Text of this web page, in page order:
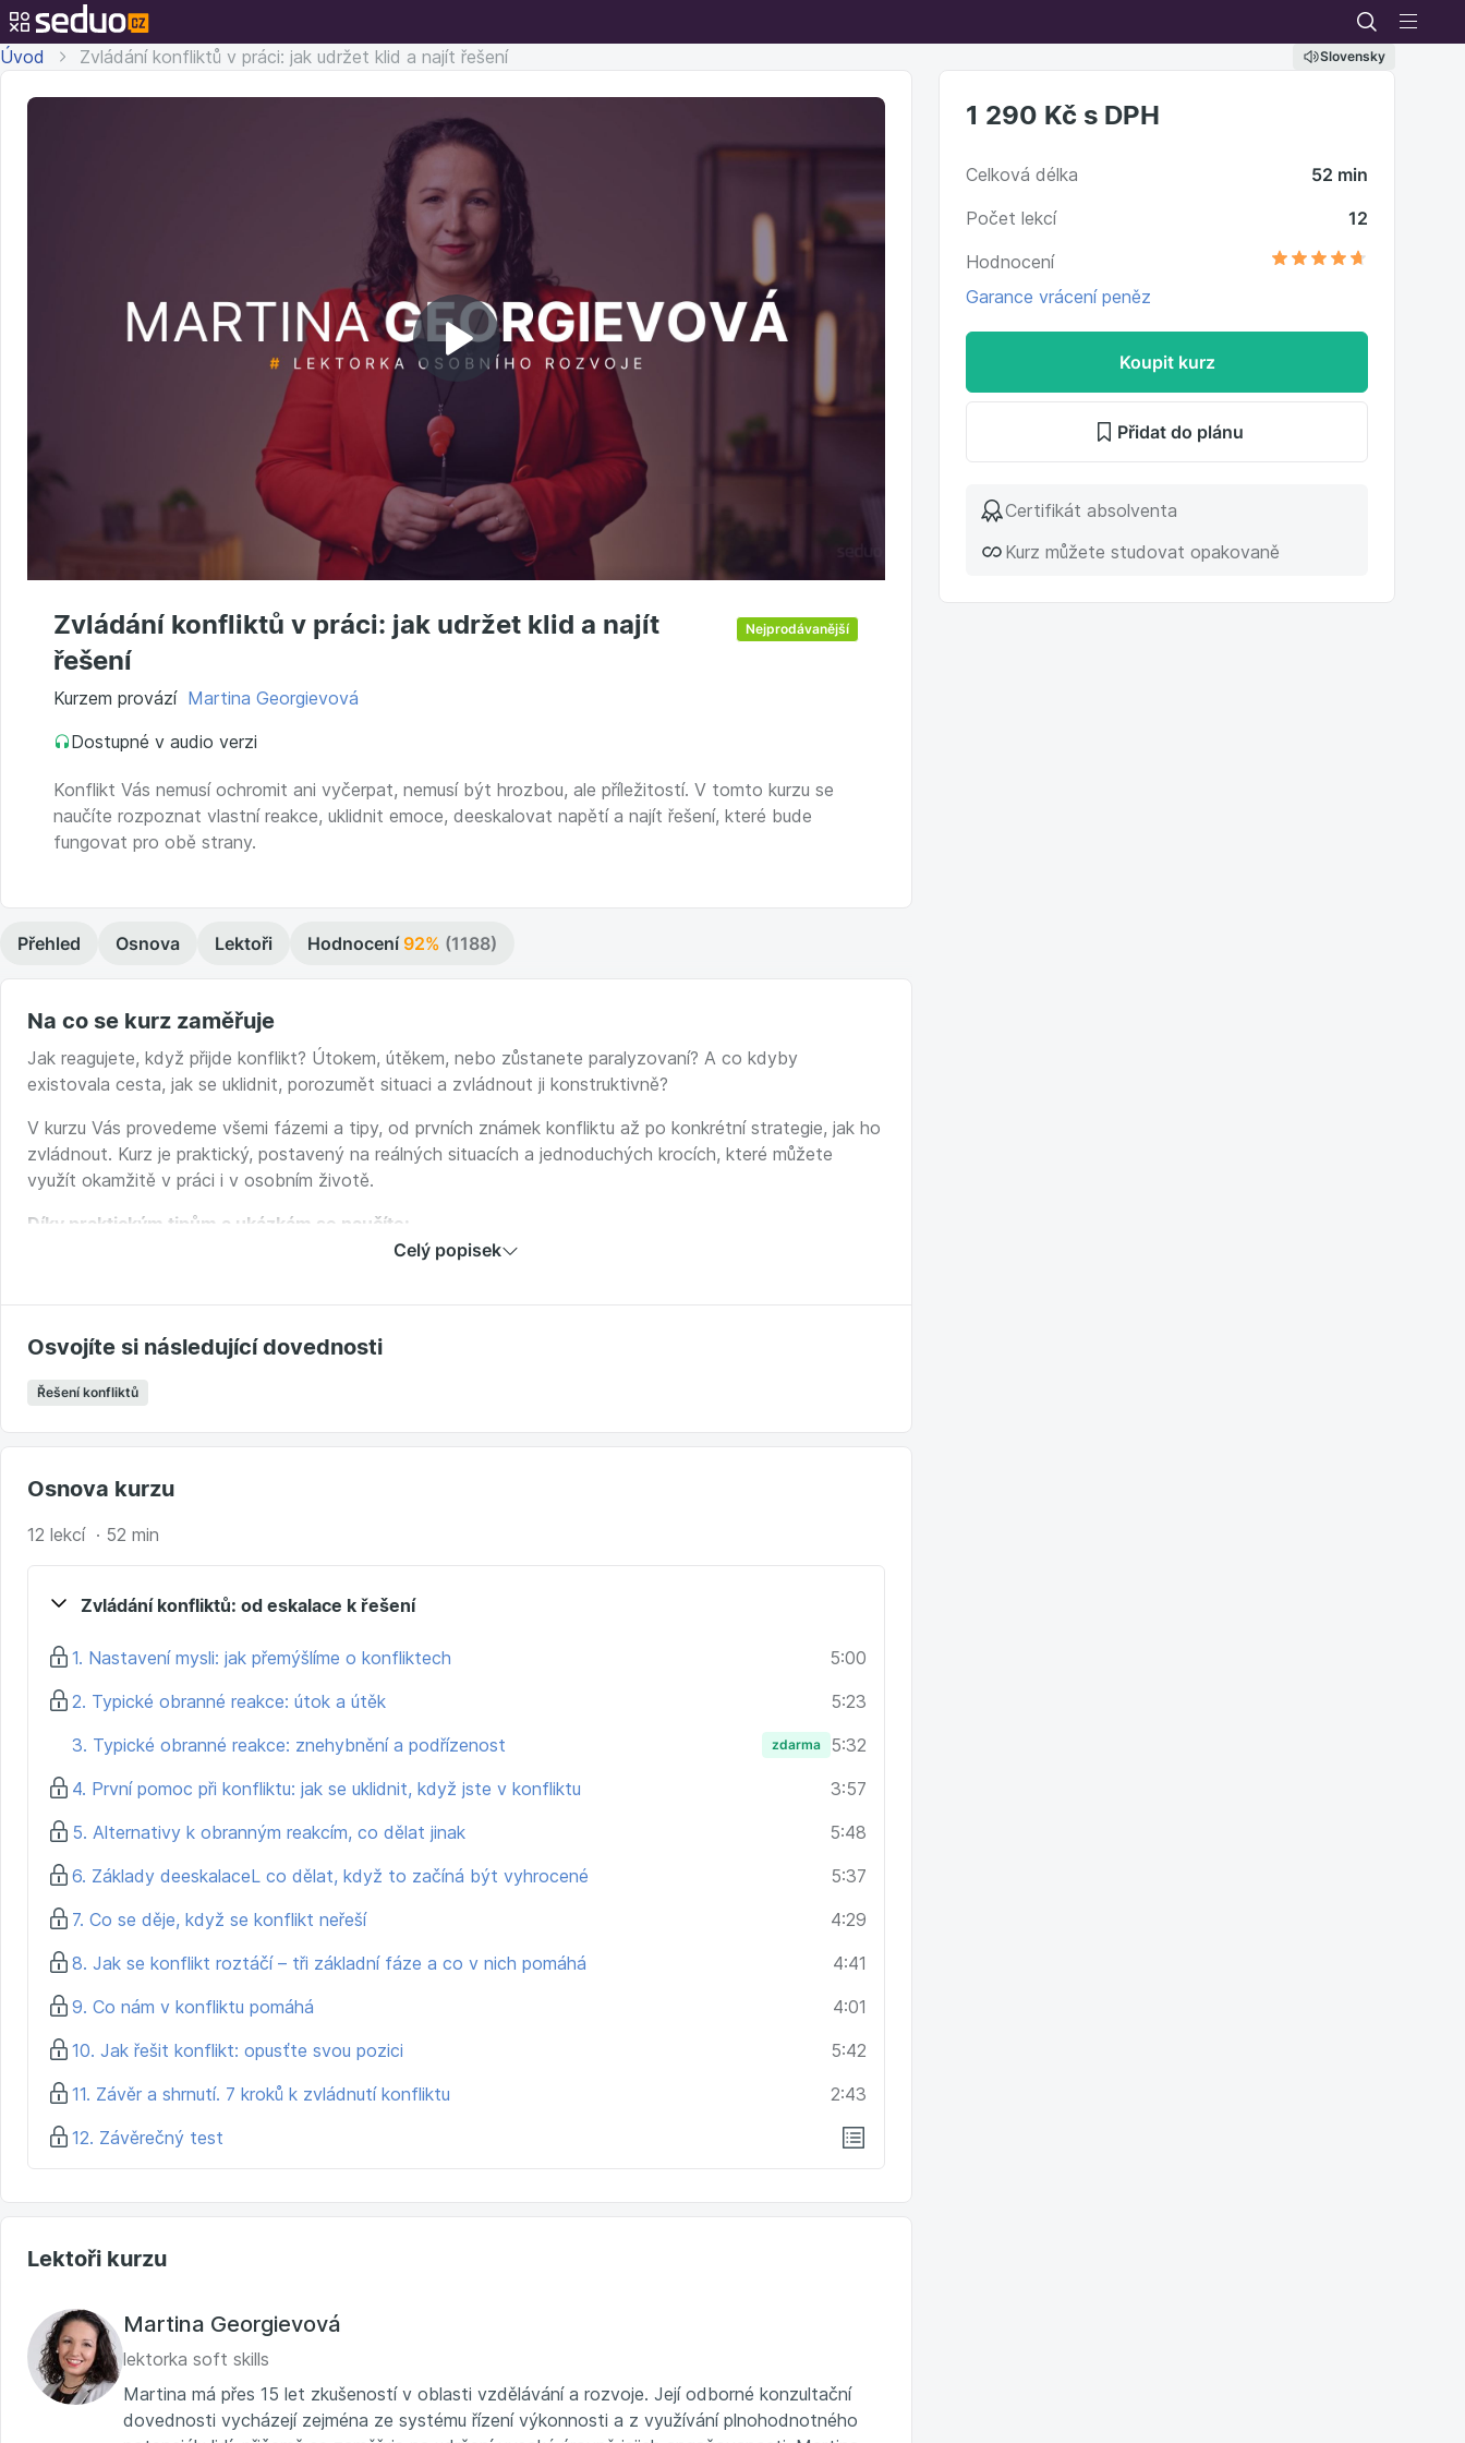
Úvod Zvládání konfliktů v práci: jak udržet klid a najít řešení Slovensky
Přehrát
video
Zvládání konfliktů v práci: jak udržet klid a najít
řešení
Nejprodávanější
Kurzem provází Martina Georgievová
Dostupné v audio verzi
Konflikt Vás nemusí ochromit ani vyčerpat, nemusí být hrozbou, ale příležitostí. V tomto kurzu se
naučíte rozpoznat vlastní reakce, uklidnit emoce, deeskalovat napětí a najít řešení, které bude
fungovat pro obě strany.
1 290 Kč s DPH
Celková délka
52 min
Počet lekcí
12
Hodnocení
Garance vrácení peněz
Koupit kurz
Přidat do plánu
Certifikát absolventa
Kurz můžete studovat opakovaně
Přehled Osnova Lektoři Hodnocení 92% (1188)
Na co se kurz zaměřuje
Jak reagujete, když přijde konflikt? Útokem, útěkem, nebo zůstanete paralyzovaní? A co kdyby
existovala cesta, jak se uklidnit, porozumět situaci a zvládnout ji konstruktivně?
V kurzu Vás provedeme všemi fázemi a tipy, od prvních známek konfliktu až po konkrétní strategie, jak ho
zvládnout. Kurz je praktický, postavený na reálných situacích a jednoduchých krocích, které můžete
využít okamžitě v práci i v osobním životě.
Díky praktickým tipům a ukázkám se naučíte:
rozpoznat typické obranné reakce a pracovat s nimi,
orientovat se ve třech fázích konfliktu a správně v nich reagovat,
Celý popisek
Osvojíte si následující dovednosti
Řešení konfliktů
Osnova kurzu
12 lekcí · 52 min
Zvládání konfliktů: od eskalace k řešení
1. Nastavení mysli: jak přemýšlíme o konfliktech
5:00
2. Typické obranné reakce: útok a útěk
5:23
3. Typické obranné reakce: znehybnění a podřízenost
zdarma
5:32
4. První pomoc při konfliktu: jak se uklidnit, když jste v konfliktu
3:57
5. Alternativy k obranným reakcím, co dělat jinak
5:48
6. Základy deeskalaceL co dělat, když to začíná být vyhrocené
5:37
7. Co se děje, když se konflikt neřeší
4:29
8. Jak se konflikt roztáčí – tři základní fáze a co v nich pomáhá
4:41
9. Co nám v konfliktu pomáhá
4:01
10. Jak řešit konflikt: opusťte svou pozici
5:42
11. Závěr a shrnutí. 7 kroků k zvládnutí konfliktu
2:43
12. Závěrečný test
Lektoři kurzu
Martina Georgievová
lektorka soft skills
Martina má přes 15 let zkušeností v oblasti vzdělávání a rozvoje. Její odborné konzultační
dovednosti vycházejí zejména ze systému řízení výkonnosti a z využívání plnohodnotného